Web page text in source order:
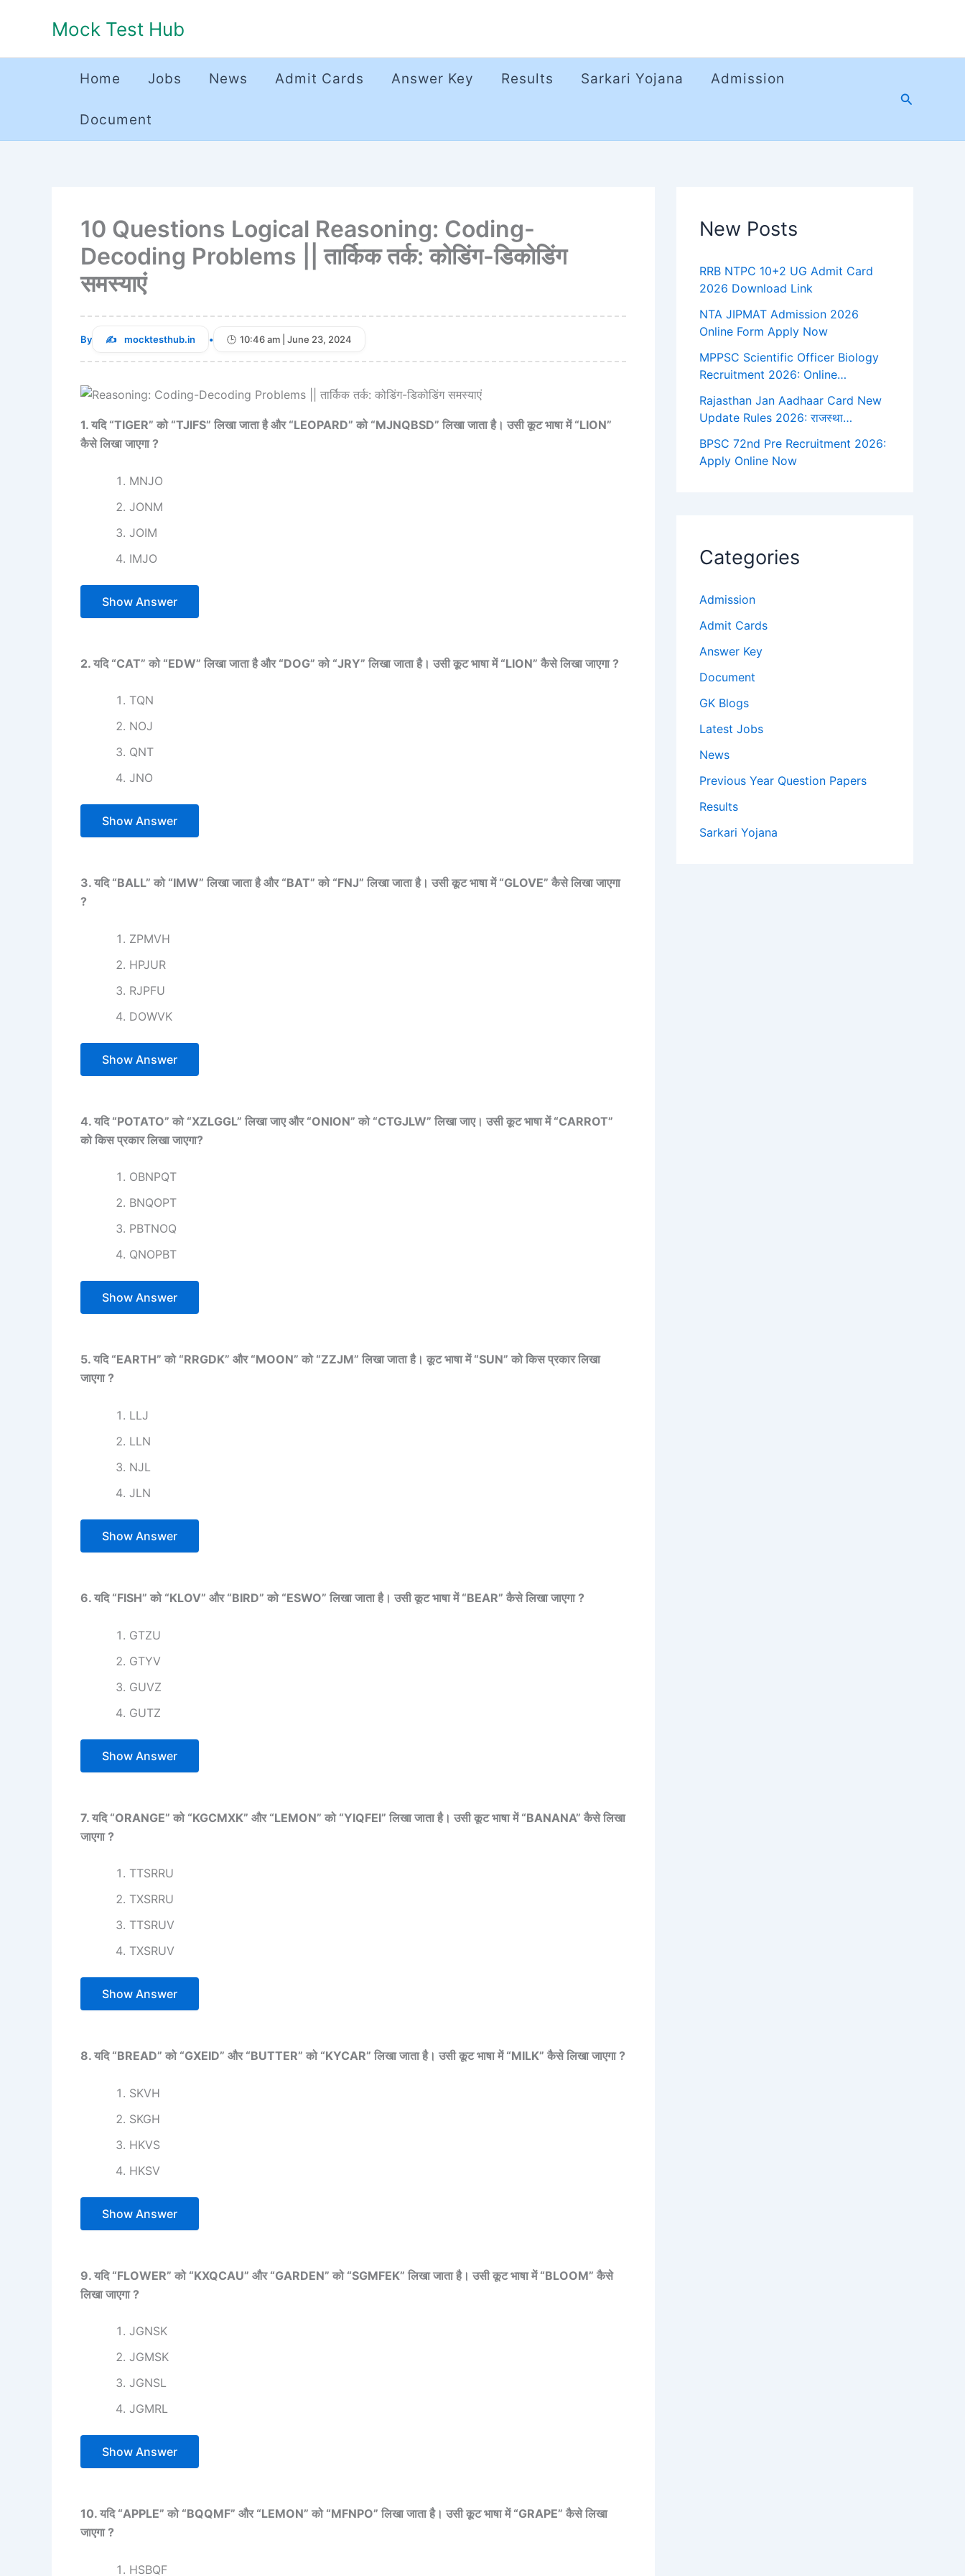
Mock Test Hub
Home Jobs News Admit Cards Answer Key Results Sarkari Yojana Admission
Document
Search
10 Questions Logical Reasoning: Coding-
Decoding Problems || तार्किक तर्क: कोडिंग-डिकोडिंग
समस्याएं
By mocktesthub.in • 10:46 am | June 23, 2024
1. यदि “TIGER” को “TJIFS” लिखा जाता है और “LEOPARD” को “MJNQBSD” लिखा जाता है। उसी कूट भाषा में “LION”
कैसे लिखा जाएगा ?
MNJO
JONM
JOIM
IMJO
Show Answer
2. यदि “CAT” को “EDW” लिखा जाता है और “DOG” को “JRY” लिखा जाता है। उसी कूट भाषा में “LION” कैसे लिखा जाएगा ?
TQN
NOJ
QNT
JNO
Show Answer
3. यदि “BALL” को “IMW” लिखा जाता है और “BAT” को “FNJ” लिखा जाता है। उसी कूट भाषा में “GLOVE” कैसे लिखा जाएगा
?
ZPMVH
HPJUR
RJPFU
DOWVK
Show Answer
4. यदि “POTATO” को “XZLGGL” लिखा जाए और “ONION” को “CTGJLW” लिखा जाए। उसी कूट भाषा में “CARROT”
को किस प्रकार लिखा जाएगा?
OBNPQT
BNQOPT
PBTNOQ
QNOPBT
Show Answer
5. यदि “EARTH” को “RRGDK” और “MOON” को “ZZJM” लिखा जाता है। कूट भाषा में “SUN” को किस प्रकार लिखा
जाएगा ?
LLJ
LLN
NJL
JLN
Show Answer
6. यदि “FISH” को “KLOV” और “BIRD” को “ESWO” लिखा जाता है। उसी कूट भाषा में “BEAR” कैसे लिखा जाएगा ?
GTZU
GTYV
GUVZ
GUTZ
Show Answer
7. यदि “ORANGE” को “KGCMXK” और “LEMON” को “YIQFEI” लिखा जाता है। उसी कूट भाषा में “BANANA” कैसे लिखा
जाएगा ?
TTSRRU
TXSRRU
TTSRUV
TXSRUV
Show Answer
8. यदि “BREAD” को “GXEID” और “BUTTER” को “KYCAR” लिखा जाता है। उसी कूट भाषा में “MILK” कैसे लिखा जाएगा ?
SKVH
SKGH
HKVS
HKSV
Show Answer
9. यदि “FLOWER” को “KXQCAU” और “GARDEN” को “SGMFEK” लिखा जाता है। उसी कूट भाषा में “BLOOM” कैसे
लिखा जाएगा ?
JGNSK
JGMSK
JGNSL
JGMRL
Show Answer
10. यदि “APPLE” को “BQQMF” और “LEMON” को “MFNPO” लिखा जाता है। उसी कूट भाषा में “GRAPE” कैसे लिखा
जाएगा ?
HSBQF
New Posts
RRB NTPC 10+2 UG Admit Card
2026 Download Link
NTA JIPMAT Admission 2026
Online Form Apply Now
MPPSC Scientific Officer Biology
Recruitment 2026: Online…
Rajasthan Jan Aadhaar Card New
Update Rules 2026: राजस्था…
BPSC 72nd Pre Recruitment 2026:
Apply Online Now
Categories
Admission
Admit Cards
Answer Key
Document
GK Blogs
Latest Jobs
News
Previous Year Question Papers
Results
Sarkari Yojana